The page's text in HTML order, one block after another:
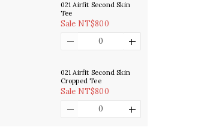
021 Airfit Second Skin
Tee
Sale NT$800
021 Airfit Second Skin
Cropped Tee
Sale NT$800